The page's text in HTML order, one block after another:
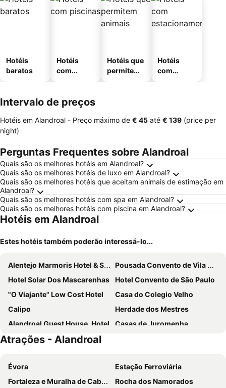
Hotéis
baratos
Hotéis
com
Hotéis que
permitem
Hotéis
com
Intervalo de preços
Hotéis em Alandroal - Preço máximo de ‎€ 45 até ‎€ 139 (price per
night)
Perguntas Frequentes sobre Alandroal
Quais são os melhores hotéis em Alandroal?
Quais são os melhores hotéis de luxo em Alandroal?
Quais são os melhores hotéis que aceitam animais de estimação em
Alandroal?
Quais são os melhores hotéis com spa em Alandroal?
Quais são os melhores hotéis com piscina em Alandroal?
Hotéis em Alandroal
Estes hotéis também poderão interessá-lo...
Alentejo Marmoris Hotel & Spa, A Small Luxury Hotel Of The World
Pousada Convento de Vila Viçosa
Hotel Solar Dos Mascarenhas
Hotel Convento de São Paulo
"O Viajante" Low Cost Hotel
Casa do Colegio Velho
Calipo
Herdade dos Mestres
Alandroal Guest House, Hotel
Casas de Juromenha
Hotel Rural Monte Da Rosada
Aldeamento de Peixinhos
Herdade dos Barros
Residencial Landroal
Monte do Vale
Atrações - Alandroal
Évora
Estação Ferroviária
Fortaleza e Muralha de Cabeço de Vide
Rocha dos Namorados